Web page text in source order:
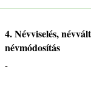
4. Névviselés,
névmódosítás
-